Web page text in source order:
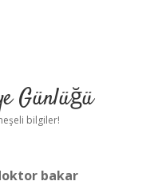
Günlüğü
bilgiler!
bakar